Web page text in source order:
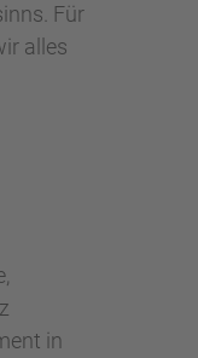
Für
alles
in